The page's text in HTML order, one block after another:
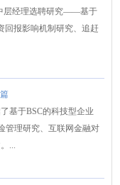
层经理选聘研究——基于
回报影响机制研究、追赶
基于BSC的科技型企业
管理研究、互联网金融对
...